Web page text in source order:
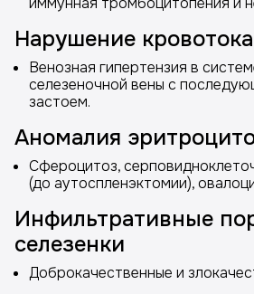
Нарушение
Венозная гипертензия в
селезеночной вены с
застоем.
Аномалия
Сфероцитоз,
(до аутоспленэктомии),
Инфильтративные
селезенки
Доброкачественные и